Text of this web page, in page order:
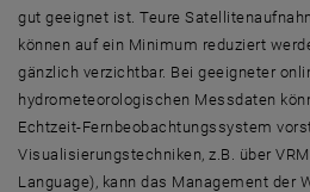
gut geeignet ist. Teure
können auf ein Minimum reduziert
gänzlich verzichtbar. Bei geeigneter
hydrometeorologischen Messdaten
Echtzeit-Fernbeobachtungssystem
Visualisierungstechniken, z.B. über
Language), kann das Management der